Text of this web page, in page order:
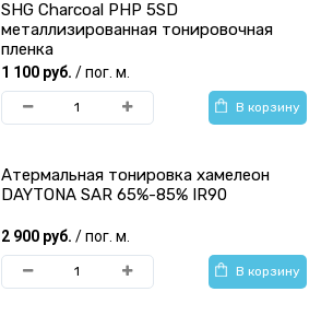
SHG Charcoal PHP 5SD
металлизированная тонировочная
пленка
1 100 руб. / пог. м.
В корзину
Атермальная тонировка хамелеон
DAYTONA SAR 65%-85% IR90
2 900 руб. / пог. м.
В корзину